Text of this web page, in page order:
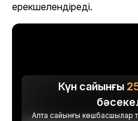
ерекшелендіреді.
Күн сайынғы
Апта сайынғы көшбасшылар